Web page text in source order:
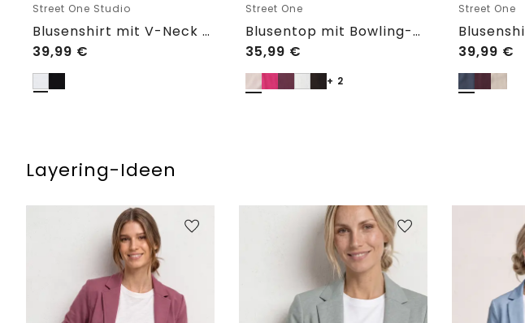
Street One Studio
Blusenshirt mit V-Neck und Spitze
39,99 €
Street One
Blusentop mit Bowling-Kragen und Knoten
35,99 €
+ 2
Street One
39,99 €
Layering-Ideen